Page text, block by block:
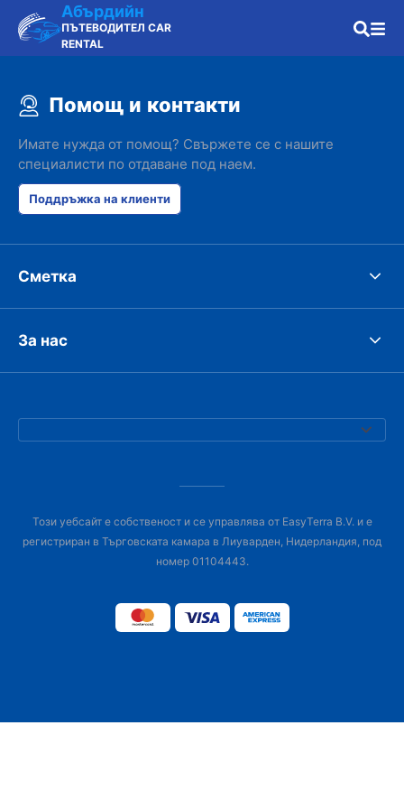
Абърдийн
ПЪТЕВОДИТЕЛ CAR
RENTAL
Помощ и контакти
Имате нужда от помощ? Свържете се с нашите
специалисти по отдаване под наем.
Поддръжка на клиенти
Сметка
За нас
Този уебсайт е собственост и се управлява от EasyTerra B.V. и е
регистриран в Търговската камара в Лиуварден, Нидерландия, под
номер 01104443.